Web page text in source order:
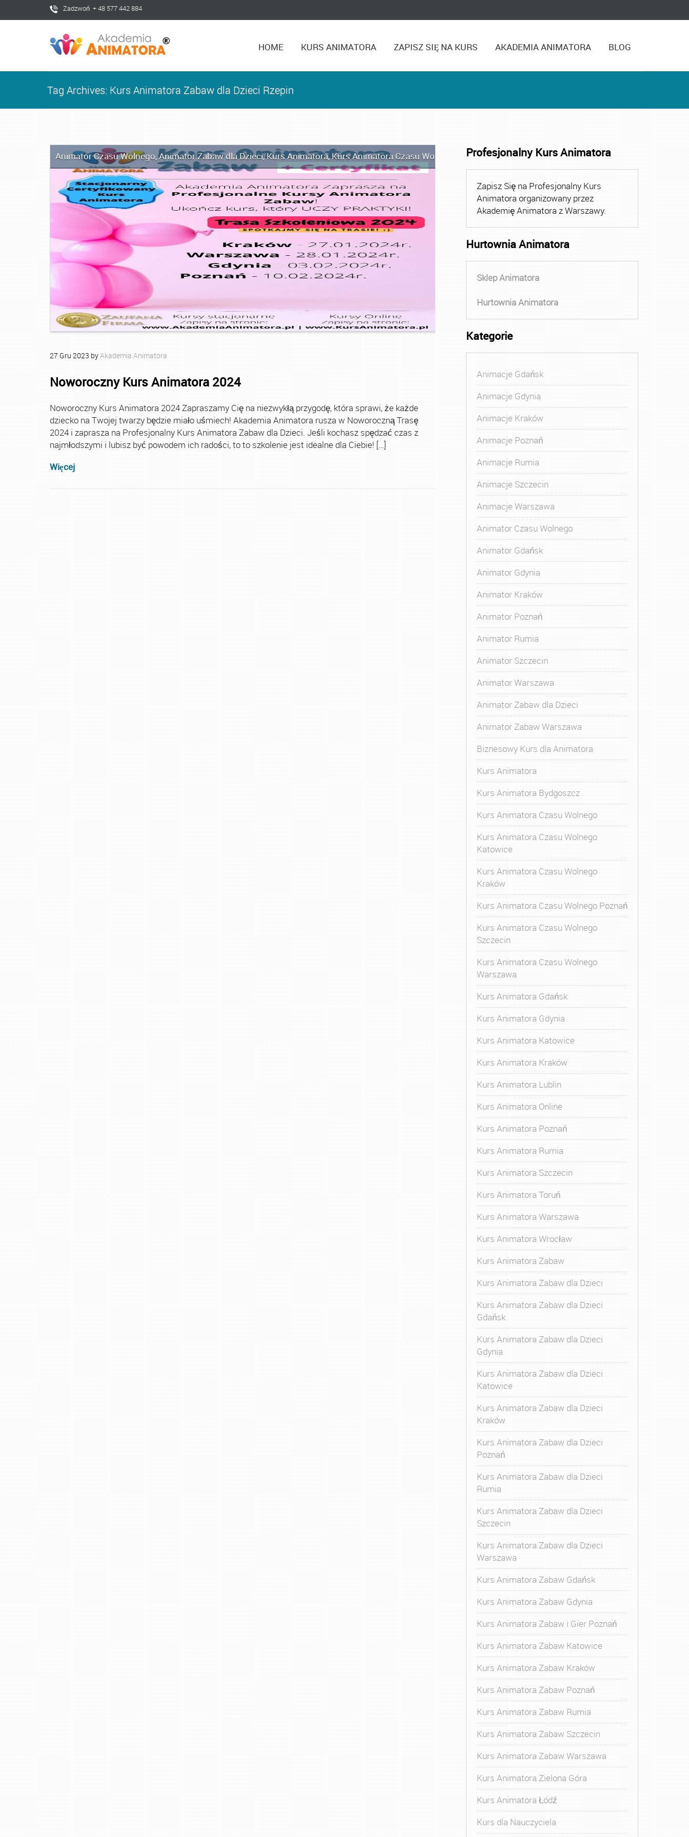
Zadzwoń + 48 577 442 884
HOME KURS ANIMATORA ZAPISZ SIĘ NA KURS AKADEMIA ANIMATORA BLOG
Tag Archives: Kurs Animatora Zabaw dla Dzieci Rzepin
Animator Czasu Wolnego,Animator Zabaw dla Dzieci,Kurs Animatora,Kurs Animatora Czasu Wolnego Kurs Animatora Czasu Wolnego Warszawa
27 Gru 2023 byAkademia Animatora
Noworoczny Kurs Animatora 2024
Noworoczny Kurs Animatora 2024 Zapraszamy Cię na niezwykłą przygodę, która sprawi, że każde
dziecko na Twojej twarzy będzie miało uśmiech! Akademia Animatora rusza w Noworoczną Trasę
2024 i zaprasza na Profesjonalny Kurs Animatora Zabaw dla Dzieci. Jeśli kochasz spędzać czas z
najmłodszymi i lubisz być powodem ich radości, to to szkolenie jest idealne dla Ciebie! […]
Więcej
Profesjonalny Kurs Animatora
Zapisz Się na Profesjonalny Kurs
Animatora organizowany przez
Akademię Animatora z Warszawy.
Hurtownia Animatora
Sklep Animatora
Hurtownia Animatora
Kategorie
Animacje Gdańsk
Animacje Gdynia
Animacje Kraków
Animacje Poznań
Animacje Rumia
Animacje Szczecin
Animacje Warszawa
Animator Czasu Wolnego
Animator Gdańsk
Animator Gdynia
Animator Kraków
Animator Poznań
Animator Rumia
Animator Szczecin
Animator Warszawa
Animator Zabaw dla Dzieci
Animator Zabaw Warszawa
Biznesowy Kurs dla Animatora
Kurs Animatora
Kurs Animatora Bydgoszcz
Kurs Animatora Czasu Wolnego
Kurs Animatora Czasu Wolnego
Katowice
Kurs Animatora Czasu Wolnego
Kraków
Kurs Animatora Czasu Wolnego Poznań
Kurs Animatora Czasu Wolnego
Szczecin
Kurs Animatora Czasu Wolnego
Warszawa
Kurs Animatora Gdańsk
Kurs Animatora Gdynia
Kurs Animatora Katowice
Kurs Animatora Kraków
Kurs Animatora Lublin
Kurs Animatora Online
Kurs Animatora Poznań
Kurs Animatora Rumia
Kurs Animatora Szczecin
Kurs Animatora Toruń
Kurs Animatora Warszawa
Kurs Animatora Wrocław
Kurs Animatora Zabaw
Kurs Animatora Zabaw dla Dzieci
Kurs Animatora Zabaw dla Dzieci
Gdańsk
Kurs Animatora Zabaw dla Dzieci
Gdynia
Kurs Animatora Zabaw dla Dzieci
Katowice
Kurs Animatora Zabaw dla Dzieci
Kraków
Kurs Animatora Zabaw dla Dzieci
Poznań
Kurs Animatora Zabaw dla Dzieci
Rumia
Kurs Animatora Zabaw dla Dzieci
Szczecin
Kurs Animatora Zabaw dla Dzieci
Warszawa
Kurs Animatora Zabaw Gdańsk
Kurs Animatora Zabaw Gdynia
Kurs Animatora Zabaw i Gier Poznań
Kurs Animatora Zabaw Katowice
Kurs Animatora Zabaw Kraków
Kurs Animatora Zabaw Poznań
Kurs Animatora Zabaw Rumia
Kurs Animatora Zabaw Szczecin
Kurs Animatora Zabaw Warszawa
Kurs Animatora Zielona Góra
Kurs Animatora Łódź
Kurs dla Nauczyciela